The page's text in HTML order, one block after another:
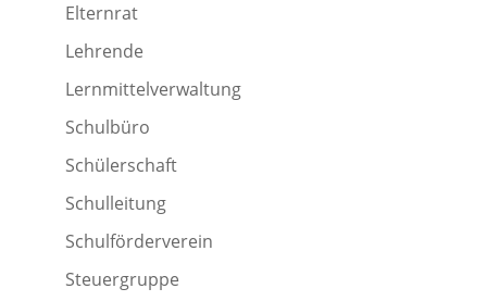
Elternrat
Lehrende
Lernmittelverwaltung
Schulbüro
Schülerschaft
Schulleitung
Schulförderverein
Steuergruppe